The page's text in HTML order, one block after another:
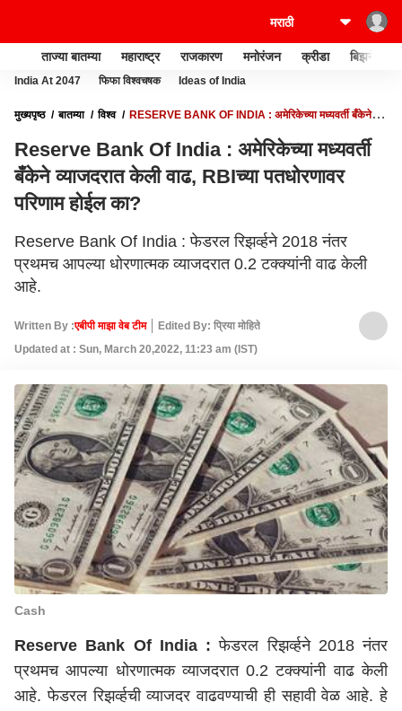
ताज्या बातम्या महाराष्ट्र राजकारण मनोरंजन क्रीडा बिझनेस
India At 2047 फिफा विश्वचषक Ideas of India
मुख्यपृष्ठ बातम्या विश्व
RESERVE BANK OF INDIA : अमेरिकेच्या मध्यवर्ती बँकेने
Reserve Bank Of India : अमेरिकेच्या मध्यवर्ती
बँकेने व्याजदरात केली वाढ, RBIच्या पतधोरणावर
परिणाम होईल का?
Reserve Bank Of India : फेडरल रिझर्व्हने 2018 नंतर
प्रथमच आपल्या धोरणात्मक व्याजदरात 0.2 टक्क्यांनी वाढ केली
आहे.
Written By :एबीपी माझा वेब टीम
Edited By: प्रिया मोहिते
Updated at : Sun, March 20,2022, 11:23 am (IST)
Cash
Reserve Bank Of India : फेडरल रिझर्व्हने 2018 नंतर
प्रथमच आपल्या धोरणात्मक व्याजदरात 0.2 टक्क्यांनी वाढ केली
आहे. फेडरल रिझर्व्हची व्याजदर वाढवण्याची ही सहावी वेळ आहे. हे